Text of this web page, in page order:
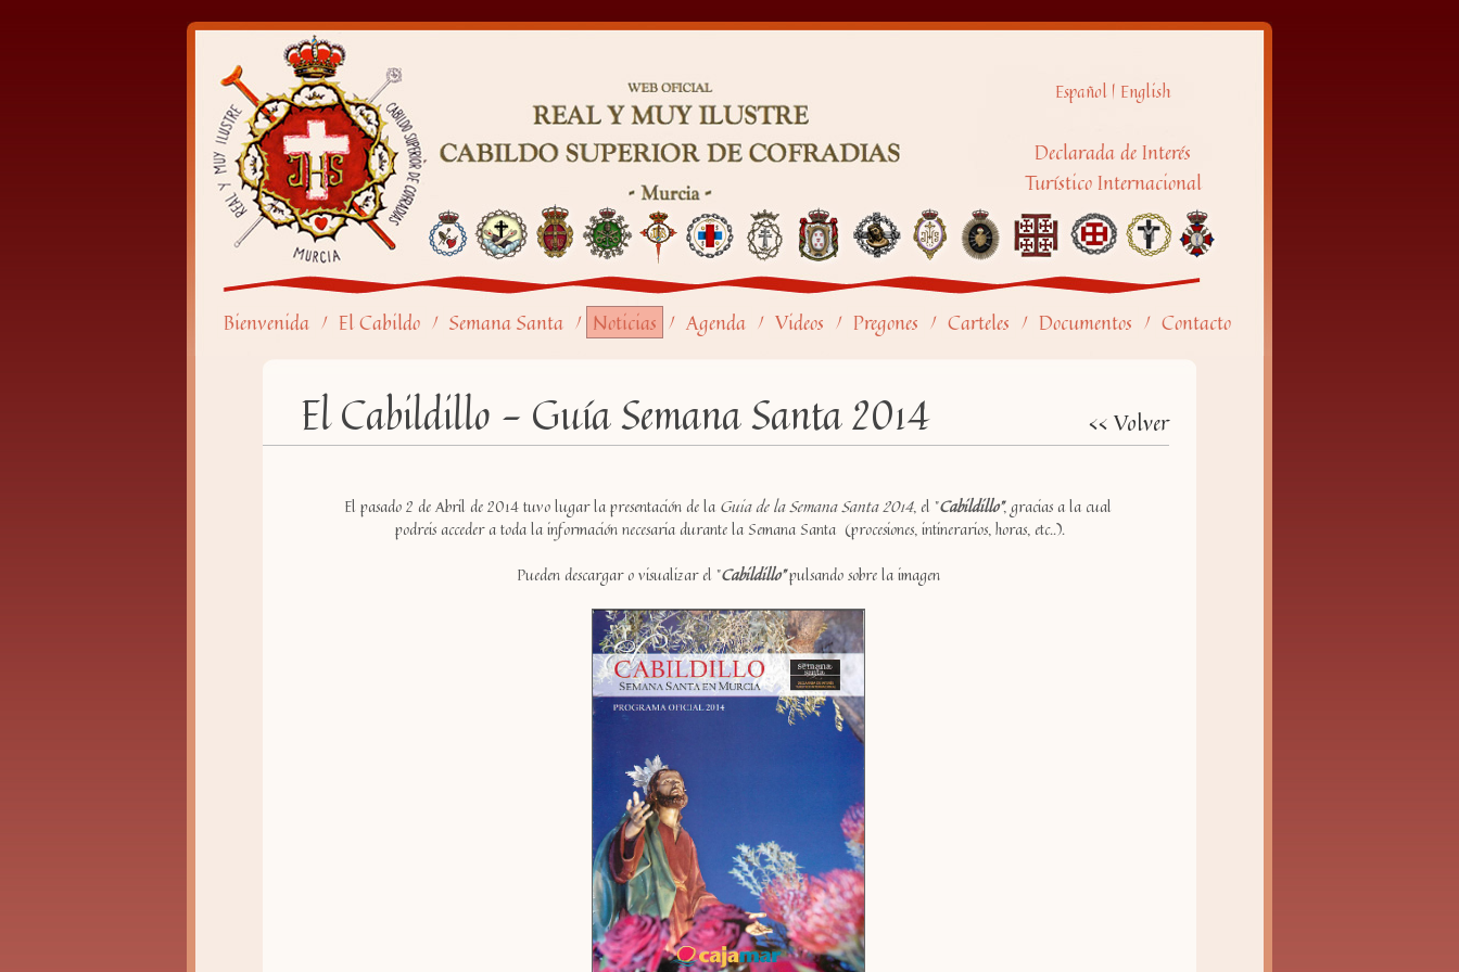
Español| English
Declarada de Interés
Turístico Internacional
Bienvenida / El Cabildo / Semana Santa / Noticias / Agenda / Videos / Pregones / Carteles / Documentos / Contacto
El Cabildillo - Guía Semana Santa 2014 << Volver
El pasado 2 de Abril de 2014 tuvo lugar la presentación de laGuia de la Semana Santa 2014, el "Cabildillo", gracias a la cual
podreis acceder a toda la información necesaria durante la Semana Santa (procesiones, intinerarios, horas, etc..).
Pueden descargar o visualizar el "Cabildillo"pulsando sobre la imagen